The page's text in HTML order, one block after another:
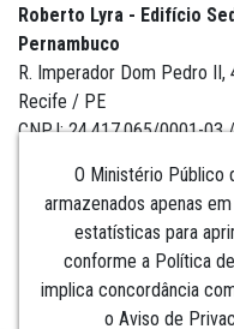
O Ministério Público
armazenados apenas
estatísticas para
conforme a Política
implica concordância
o Aviso de
Roberto Lyra - Edifício
Pernambuco
R. Imperador Dom Pedro
Recife / PE
CNPJ: 24.417.065/0001-
Institucional
Comunicação